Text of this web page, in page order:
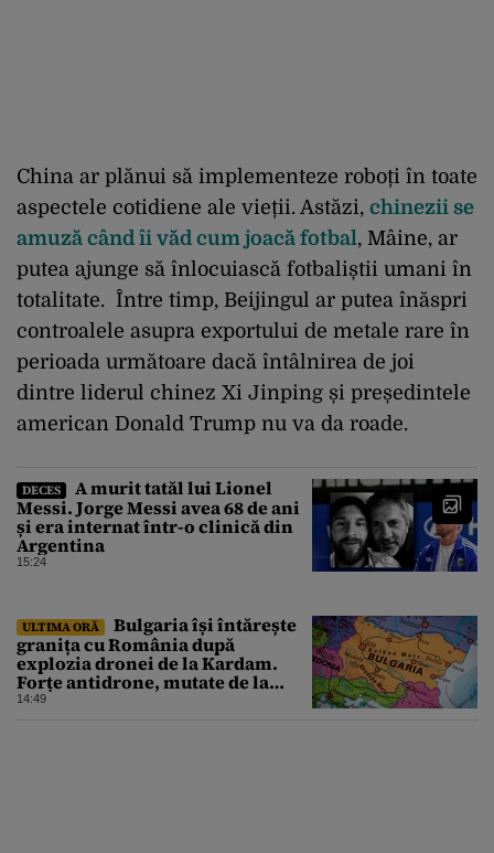
China ar plănui să implementeze roboți în toate
aspectele cotidiene ale vieții. Astăzi, chinezii se
amuză când îi văd cum joacă fotbal, Mâine, ar
putea ajunge să înlocuiască fotbaliștii umani în
totalitate. Între timp, Beijingul ar putea înăspri
controalele asupra exportului de metale rare în
perioada următoare dacă întâlnirea de joi
dintre liderul chinez Xi Jinping și președintele
american Donald Trump nu va da roade.
DECES
A murit tatăl lui Lionel
Messi. Jorge Messi avea 68 de ani
și era internat într-o clinică din
Argentina
15:24
ULTIMA ORĂ
Bulgaria își întărește
granița cu România după
explozia dronei de la Kardam.
Forțe antidrone, mutate de la
frontiera cu Turcia
14:49